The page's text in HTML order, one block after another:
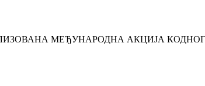
МЕЂУНАРОДНА АКЦИЈА КОДНОГ